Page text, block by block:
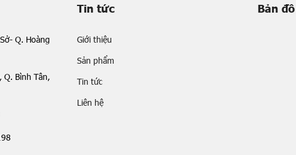
Q. Hoàng
Q. Bình Tân,
Tin tức
Giới thiệu
Sản phẩm
Tin tức
Liên hệ
Bản đồ